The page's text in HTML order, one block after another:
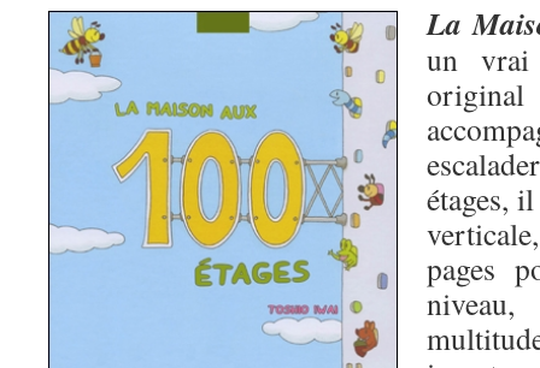
La
un vrai
étages,
pages